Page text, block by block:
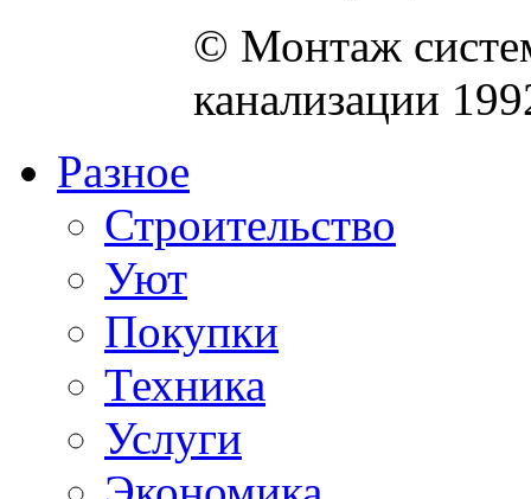
© Монтаж
канализации
Разное
Строительство
Уют
Покупки
Техника
Услуги